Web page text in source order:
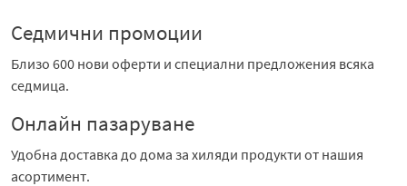
Седмични промоции
Близо 600 нови оферти и специални предложения всяка
седмица.
Онлайн пазаруване
Удобна доставка до дома за хиляди продукти от нашия
асортимент.